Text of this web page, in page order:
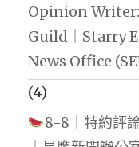
Opinion
Guild｜Starry
News Office
(4)
8-8｜特約評